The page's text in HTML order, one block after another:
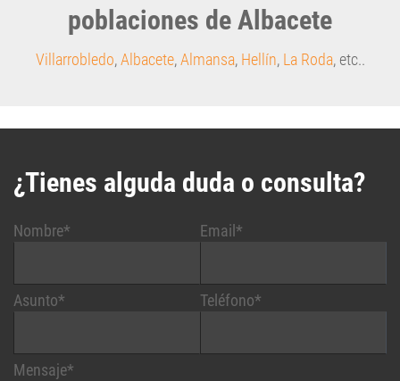
poblaciones de Albacete
Villarrobledo,Albacete,Almansa, Hellín, La Roda, etc..
¿Tienes alguda duda o consulta?
Nombre*
Asunto*
Email*
Teléfono*
Mensaje*